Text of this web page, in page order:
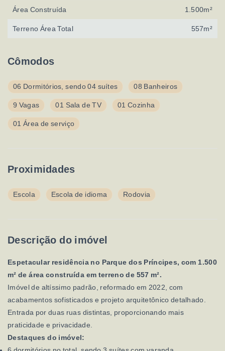
Cômodos
06 Dormitórios, sendo 04 suítes 08 Banheiros
9 Vagas 01 Sala de TV 01 Cozinha
01 Área de serviço
Proximidades
Escola Escola de idioma Rodovia
Descrição do imóvel
Espetacular residência no Parque dos Príncipes, com 1.500
m² de área construída em terreno de 557 m².
Imóvel de altíssimo padrão, reformado em 2022, com
acabamentos sofisticados e projeto arquitetônico detalhado.
Entrada por duas ruas distintas, proporcionando mais
praticidade e privacidade.
Destaques do imóvel:
Área Construída 1.500m²
Terreno Área Total 557m²